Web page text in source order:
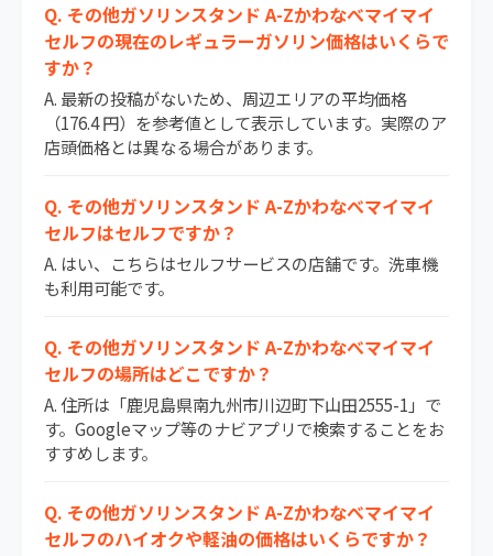
Q. その他ガソリンスタンド A-Zかわなべマイマイ
セルフの現在のレギュラーガソリン価格はいくらで
すか？
A. 最新の投稿がないため、周辺エリアの平均価格
（176.4 円）を参考値として表示しています。実際のア
店頭価格とは異なる場合があります。
Q. その他ガソリンスタンド A-Zかわなべマイマイ
セルフはセルフですか？
A. はい、こちらはセルフサービスの店舗です。洗車機
も利用可能です。
Q. その他ガソリンスタンド A-Zかわなべマイマイ
セルフの場所はどこですか？
A. 住所は「鹿児島県南九州市川辺町下山田2555-1」で
す。Googleマップ等のナビアプリで検索することをお
すすめします。
Q. その他ガソリンスタンド A-Zかわなべマイマイ
セルフのハイオクや軽油の価格はいくらですか？